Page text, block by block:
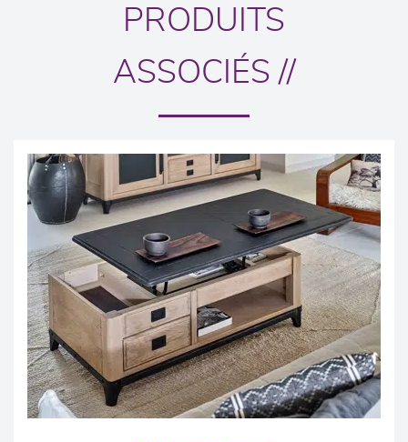
PRODUITS
ASSOCIÉS //